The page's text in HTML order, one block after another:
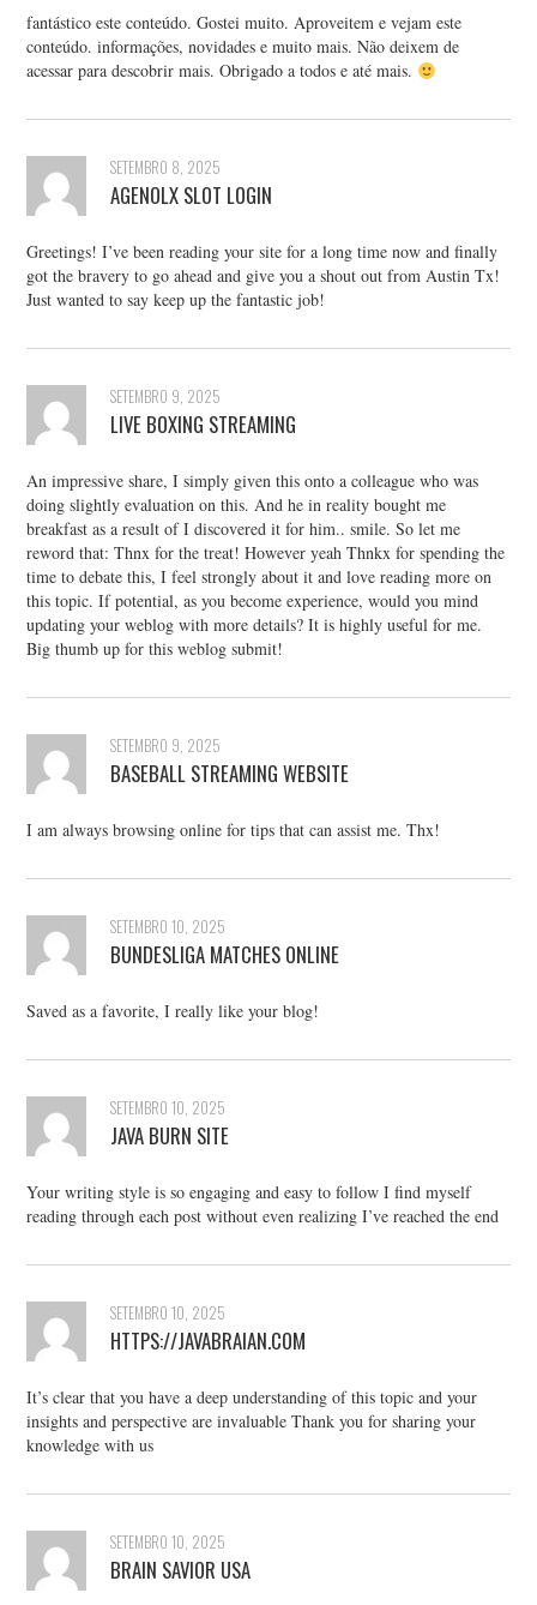
fantástico este conteúdo. Gostei muito. Aproveitem e vejam este
conteúdo. informações, novidades e muito mais. Não deixem de
acessar para descobrir mais. Obrigado a todos e até mais.
SETEMBRO 8, 2025
AGENOLX SLOT LOGIN
Greetings! I’ve been reading your site for a long time now and finally
got the bravery to go ahead and give you a shout out from Austin Tx!
Just wanted to say keep up the fantastic job!
SETEMBRO 9, 2025
LIVE BOXING STREAMING
An impressive share, I simply given this onto a colleague who was
doing slightly evaluation on this. And he in reality bought me
breakfast as a result of I discovered it for him.. smile. So let me
reword that: Thnx for the treat! However yeah Thnkx for spending the
time to debate this, I feel strongly about it and love reading more on
this topic. If potential, as you become experience, would you mind
updating your weblog with more details? It is highly useful for me.
Big thumb up for this weblog submit!
SETEMBRO 9, 2025
BASEBALL STREAMING WEBSITE
I am always browsing online for tips that can assist me. Thx!
SETEMBRO 10, 2025
BUNDESLIGA MATCHES ONLINE
Saved as a favorite, I really like your blog!
SETEMBRO 10, 2025
JAVA BURN SITE
Your writing style is so engaging and easy to follow I find myself
reading through each post without even realizing I’ve reached the end
SETEMBRO 10, 2025
HTTPS://JAVABRAIAN.COM
It’s clear that you have a deep understanding of this topic and your
insights and perspective are invaluable Thank you for sharing your
knowledge with us
SETEMBRO 10, 2025
BRAIN SAVIOR USA